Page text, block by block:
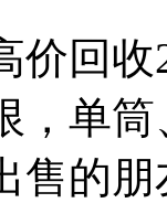
价回收
，单
售的朋